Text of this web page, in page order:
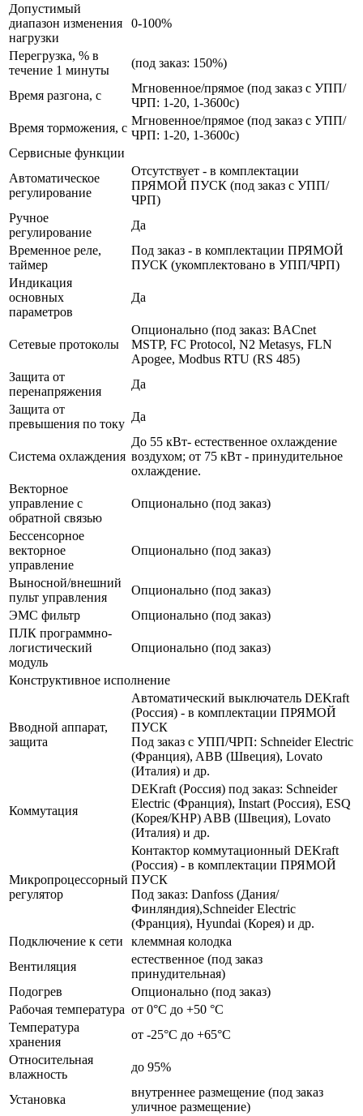
Допустимый
диапазон изменения
нагрузки
0-100%
Перегрузка, % в
течение 1 минуты
(под заказ: 150%)
Время разгона, с
Мгновенное/прямое (под заказ с УПП/
ЧРП: 1-20, 1-3600с)
Время торможения, с
Мгновенное/прямое (под заказ с УПП/
ЧРП: 1-20, 1-3600с)
Сервисные функции
Автоматическое
регулирование
Отсутствует - в комплектации
ПРЯМОЙ ПУСК (под заказ с УПП/
ЧРП)
Ручное
регулирование
Да
Временное реле,
таймер
Под заказ - в комплектации ПРЯМОЙ
ПУСК (укомплектовано в УПП/ЧРП)
Индикация
основных
параметров
Да
Сетевые протоколы
Опционально (под заказ: BACnet
MSTP, FC Protocol, N2 Metasys, FLN
Apogee, Modbus RTU (RS 485)
Защита от
перенапряжения
Да
Защита от
превышения по току
Да
Система охлаждения
До 55 кВт- естественное охлаждение
воздухом; от 75 кВт - принудительное
охлаждение.
Векторное
управление с
обратной связью
Опционально (под заказ)
Бессенсорное
векторное
управление
Опционально (под заказ)
Выносной/внешний
пульт управления
Опционально (под заказ)
ЭМС фильтр
Опционально (под заказ)
ПЛК программно-
логистический
модуль
Опционально (под заказ)
Конструктивное исполнение
Вводной аппарат,
защита
Автоматический выключатель DEKraft
(Россия) - в комплектации ПРЯМОЙ
ПУСК
Под заказ с УПП/ЧРП: Schneider Electric
(Франция), ABB (Швеция), Lovato
(Италия) и др.
Коммутация
DEKraft (Россия) под заказ: Schneider
Electric (Франция), Instart (Россия), ESQ
(Корея/КНР) ABB (Швеция), Lovato
(Италия) и др.
Микропроцессорный
регулятор
Контактор коммутационный DEKraft
(Россия) - в комплектации ПРЯМОЙ
ПУСК
Под заказ: Danfoss (Дания/
Финляндия),Schneider Electric
(Франция), Hyundai (Корея) и др.
Подключение к сети
клеммная колодка
Вентиляция
естественное (под заказ
принудительная)
Подогрев
Опционально (под заказ)
Рабочая температура от 0°C до +50 °C
Температура
хранения
от -25°C до +65°C
Относительная
влажность
до 95%
Установка
внутреннее размещение (под заказ
уличное размещение)